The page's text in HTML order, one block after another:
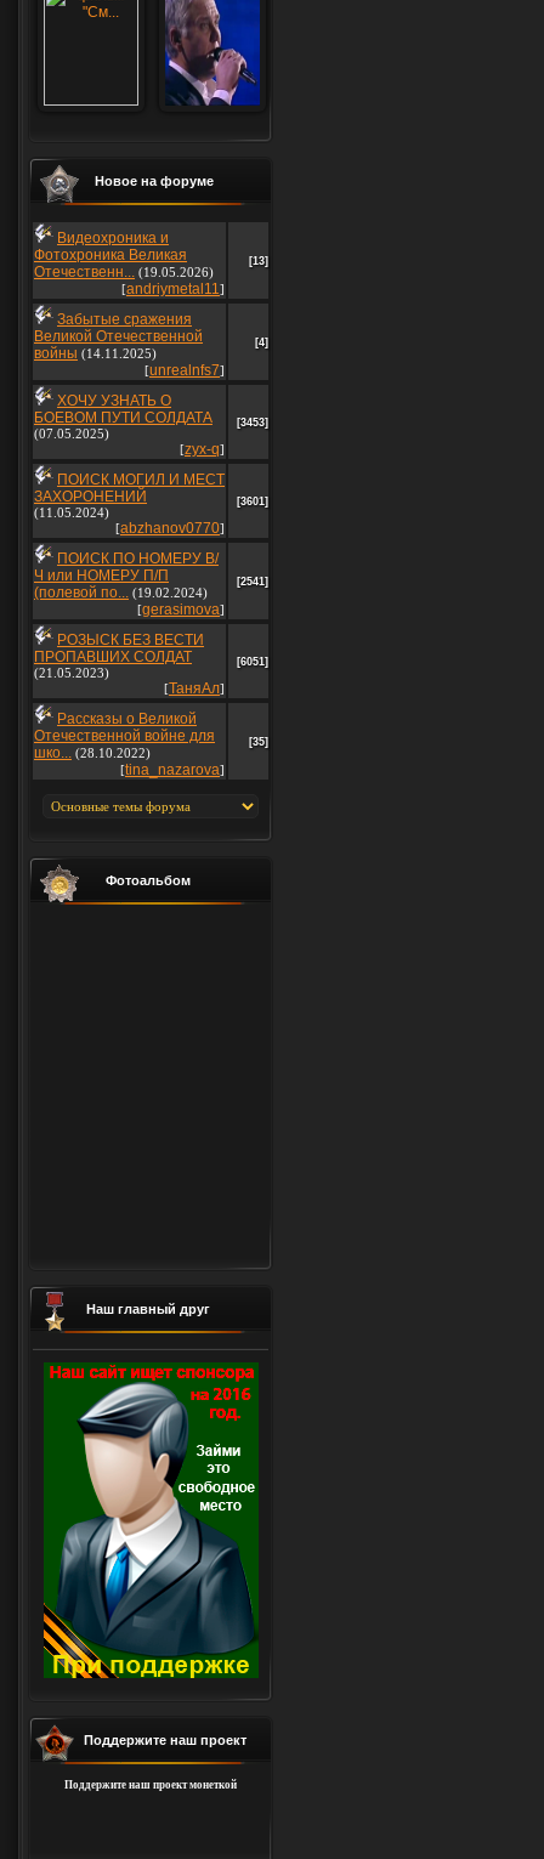
Новое на форуме
Видеохроника и
Фотохроника Великая
Отечественн... (19.05.2026)
[andriymetal11]
[13]
Забытые сражения
Великой Отечественной
войны (14.11.2025)
[unrealnfs7]
[4]
ХОЧУ УЗНАТЬ О
БОЕВОМ ПУТИ СОЛДАТА
(07.05.2025)
[zyx-q]
[3453]
ПОИСК МОГИЛ И МЕСТ
ЗАХОРОНЕНИЙ
(11.05.2024)
[abzhanov0770]
[3601]
ПОИСК ПО НОМЕРУ В/
Ч или НОМЕРУ П/П
(полевой по... (19.02.2024)
[gerasimova]
[2541]
РОЗЫСК БЕЗ ВЕСТИ
ПРОПАВШИХ СОЛДАТ
(21.05.2023)
[ТаняАл]
[6051]
Рассказы о Великой
Отечественной войне для
шко... (28.10.2022)
[tina_nazarova]
[35]
Фотоальбом
Наш главный друг
Поддержите наш проект
Поддержите наш проект монеткой